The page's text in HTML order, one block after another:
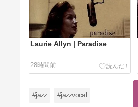
Laurie Allyn | Paradise
28時間前
#jazz #jazzvocal